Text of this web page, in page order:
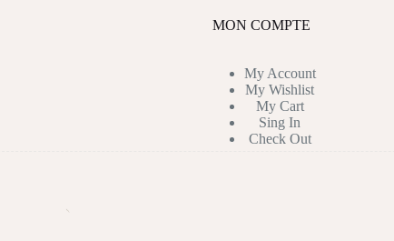
MON COMPTE
My Account
My Wishlist
My Cart
Sing In
Check Out